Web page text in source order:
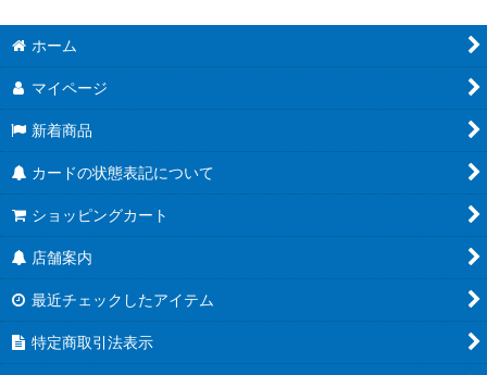
ホーム
マイページ
新着商品
カードの状態表記について
ショッピングカート
店舗案内
最近チェックしたアイテム
特定商取引法表示